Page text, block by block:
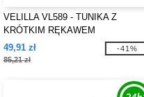
VELILLA VL589 - TUNIKA Z
KRÓTKIM RĘKAWEM
49,91 zł
85,21 zł
-41%